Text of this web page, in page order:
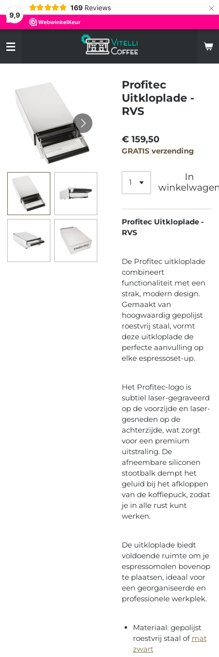
9,9
169 Reviews ×
Profitec
Uitkloplade -
RVS
€ 159,50
GRATIS verzending
In
Profitec Uitkloplade -
RVS
De Profitec uitkloplade
combineert
functionaliteit met een
strak, modern design.
Gemaakt van
hoogwaardig gepolijst
roestvrij staal, vormt
deze uitkloplade de
perfecte aanvulling op
elke espressoset-up.
Het Profitec-logo is
subtiel laser-gegraveerd
op de voorzijde en laser-
gesneden op de
achterzijde, wat zorgt
voor een premium
uitstraling. De
afneembare siliconen
stootbalk dempt het
geluid bij het afkloppen
van de koffiepuck, zodat
je in alle rust kunt
werken.
De uitkloplade biedt
voldoende ruimte om je
espressomolen bovenop
te plaatsen, ideaal voor
een georganiseerde en
professionele werkplek.
Materiaal: gepolijst
roestvrij staal of mat
zwart